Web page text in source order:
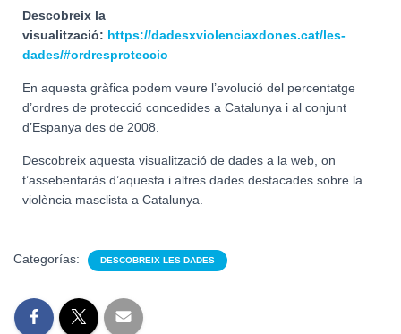
Descobreix la
visualització: https://dadesxviolenciaxdones.cat/les-
dades/#ordresproteccio
En aquesta gràfica podem veure l’evolució del percentatge
d’ordres de protecció concedides a Catalunya i al conjunt
d’Espanya des de 2008.
Descobreix aquesta visualització de dades a la web, on
t’assebentaràs d’aquesta i altres dades destacades sobre la
violència masclista a Catalunya.
Categorías: DESCOBREIX LES DADES